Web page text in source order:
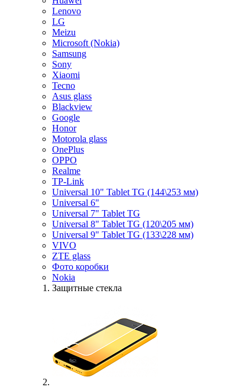
Lenovo
LG
Meizu
Microsoft (Nokia)
Samsung
Sony
Xiaomi
Tecno
Asus glass
Blackview
Google
Honor
Motorola glass
OnePlus
OPPO
Realme
TP-Link
Universal 10" Tablet TG (144\253 мм)
Universal 6"
Universal 7" Tablet TG
Universal 8" Tablet TG (120\205 мм)
Universal 9" Tablet TG (133\228 мм)
VIVO
ZTE glass
Фото коробки
Nokia
Защитные стекла